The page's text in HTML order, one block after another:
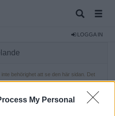
My Personal
LOGGA IN
behörighet att se den här sidan. Det
längst ner på sidan och försök
att se den här sidan. Försöker du att